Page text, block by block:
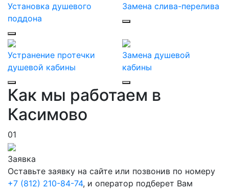
Установка душевого
поддона
Замена слива-перелива
Устранение протечки
душевой кабины
Замена душевой
кабины
Как мы работаем в
Касимово
01
Заявка
Оставьте заявку на сайте или позвонив по номеру
+7 (812) 210-84-74, и оператор подберет Вам